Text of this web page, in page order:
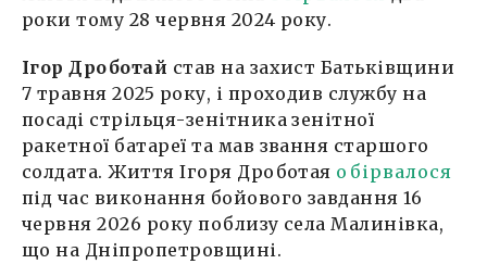
роки тому 28 червня 2024 року.
Ігор Дроботай став на захист Батьківщини
7 травня 2025 року, і проходив службу на
посаді стрільця-зенітника зенітної
ракетної батареї та мав звання старшого
солдата. Життя Ігоря Дроботая обірвалося
під час виконання бойового завдання 16
червня 2026 року поблизу села Малинівка,
що на Дніпропетровщині.